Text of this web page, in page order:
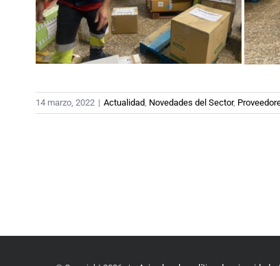
14 marzo, 2022 | Actualidad Novedades del Sector,